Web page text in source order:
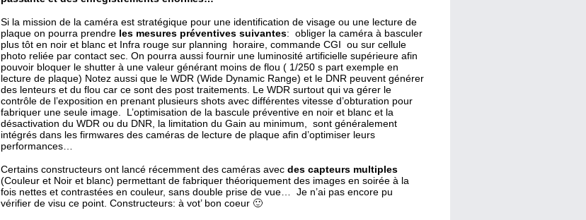
Si la mission de la caméra est stratégique pour une identification de visage ou une lecture de
plaque on pourra prendre les mesures préventives suivantes: obliger la caméra à basculer
plus tôt en noir et blanc et Infra rouge sur planning horaire, commande CGI ou sur cellule
photo reliée par contact sec. On pourra aussi fournir une luminosité artificielle supérieure afin
pouvoir bloquer le shutter à une valeur générant moins de flou ( 1/250 s part exemple en
lecture de plaque) Notez aussi que le WDR (Wide Dynamic Range) et le DNR peuvent générer
des lenteurs et du flou car ce sont des post traitements. Le WDR surtout qui va gérer le
contrôle de l’exposition en prenant plusieurs shots avec différentes vitesse d’obturation pour
fabriquer une seule image. L’optimisation de la bascule préventive en noir et blanc et la
désactivation du WDR ou du DNR, la limitation du Gain au minimum, sont généralement
intégrés dans les firmwares des caméras de lecture de plaque afin d’optimiser leurs
performances…
Certains constructeurs ont lancé récemment des caméras avec des capteurs multiples
(Couleur et Noir et blanc) permettant de fabriquer théoriquement des images en soirée à la
fois nettes et contrastées en couleur, sans double prise de vue… Je n’ai pas encore pu
vérifier de visu ce point. Constructeurs: à vot’ bon coeur 🙂